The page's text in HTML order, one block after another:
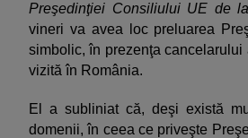
Preşedinţiei Consiliului UE de
vineri va avea loc preluarea
simbolic, în prezenţa
vizită în România.
El a subliniat că, deşi există
domenii, în ceea ce priveşte